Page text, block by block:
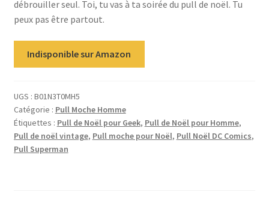
débrouiller seul. Toi, tu vas à ta soirée du pull de noël. Tu
peux pas être partout.
Indisponible sur Amazon
UGS : B01N3T0MH5
Catégorie : Pull Moche Homme
Étiquettes : Pull de Noël pour Geek, Pull de Noël pour Homme,
Pull de noël vintage, Pull moche pour Noël, Pull Noël DC Comics,
Pull Superman